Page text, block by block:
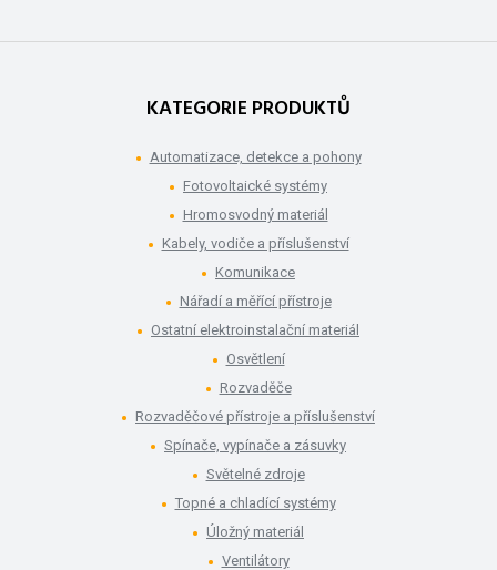
KATEGORIE PRODUKTŮ
Automatizace, detekce a pohony
Fotovoltaické systémy
Hromosvodný materiál
Kabely, vodiče a příslušenství
Komunikace
Nářadí a měřící přístroje
Ostatní elektroinstalační materiál
Osvětlení
Rozvaděče
Rozvaděčové přístroje a příslušenství
Spínače, vypínače a zásuvky
Světelné zdroje
Topné a chladící systémy
Úložný materiál
Ventilátory